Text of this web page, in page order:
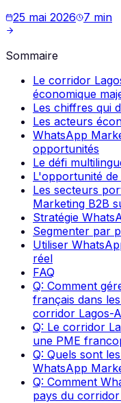
25 mai 2026
7 min
Sommaire
Le corridor
économique
Les chiffres qui
Les acteurs
WhatsApp
opportunités
Le défi
L'opportunité
Les secteurs
Marketing B2B
Stratégie
Segmenter par
Utiliser
réel
FAQ
Q: Comment
français dans
corridor Lagos-
Q: Le corridor
une PME
Q: Quels sont
WhatsApp
Q: Comment
pays du